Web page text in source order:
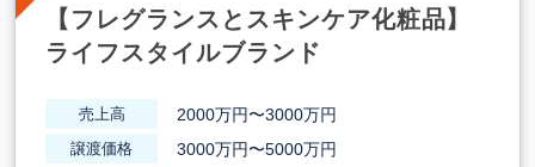
【フレグランスとスキンケア化粧品】
ライフスタイルブランド
売上高 2000万円〜3000万円
譲渡価格 3000万円〜5000万円